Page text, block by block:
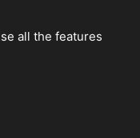
all the features